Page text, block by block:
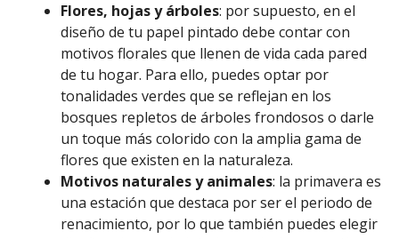
Flores, hojas y árboles: por supuesto, en el
diseño de tu papel pintado debe contar con
motivos florales que llenen de vida cada pared
de tu hogar. Para ello, puedes optar por
tonalidades verdes que se reflejan en los
bosques repletos de árboles frondosos o darle
un toque más colorido con la amplia gama de
flores que existen en la naturaleza.
Motivos naturales y animales: la primavera es
una estación que destaca por ser el periodo de
renacimiento, por lo que también puedes elegir